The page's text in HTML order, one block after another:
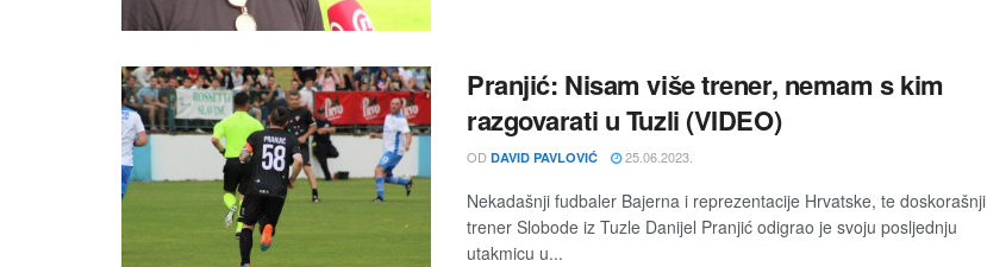
Pranjić: Nisam više trener, nemam s kim
razgovarati u Tuzli (VIDEO)
OD DAVID PAVLOVIĆ 25.06.2023.
Nekadašnji fudbaler Bajerna i reprezentacije Hrvatske, te doskorašnji
trener Slobode iz Tuzle Danijel Pranjić odigrao je svoju posljednju
utakmicu u...